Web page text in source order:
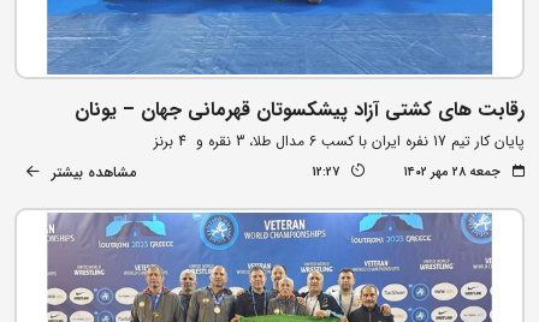
رقابت های کشتی آزاد پیشکسوتان قهرمانی جهان – یونان
پایان کار تیم 17 نفره ایران با کسب 6 مدال طلا، 3 نقره و 4 برنز
جمعه ۲۸ مهر ۱۴۰۲ 12:27 مشاهده بیشتر